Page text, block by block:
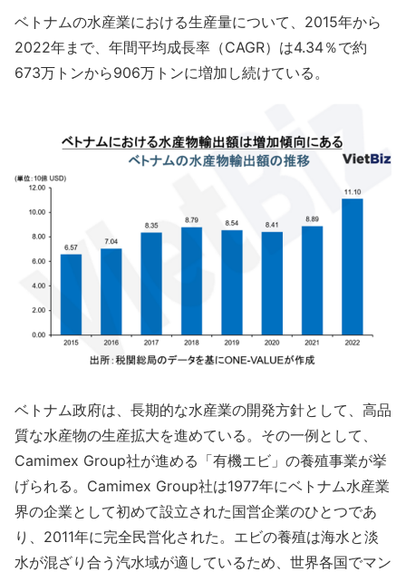
ベトナムの水産業における生産量について、2015年から
2022年まで、年間平均成長率（CAGR）は4.34％で約
673万トンから906万トンに増加し続けている。
ベトナム政府は、長期的な水産業の開発方針として、高品
質な水産物の生産拡大を進めている。その一例として、
Camimex Group社が進める「有機エビ」の養殖事業が挙
げられる。Camimex Group社は1977年にベトナム水産業
界の企業として初めて設立された国営企業のひとつであ
り、2011年に完全民営化された。エビの養殖は海水と淡
水が混ざり合う汽水域が適しているため、世界各国でマン